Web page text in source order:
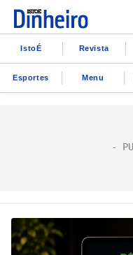
IstoÉ Revista
Esportes Menu